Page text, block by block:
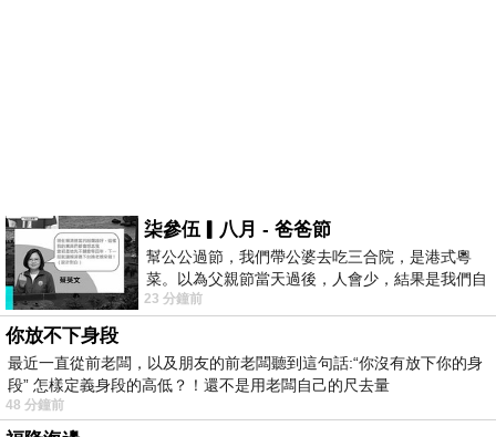
柒參伍▎八月 - 爸爸節
幫公公過節，我們帶公婆去吃三合院，是港式粵
菜。以為父親節當天過後，人會少，結果是我們自
己想多了。人陸續地進，滿滿都是人，個人
23 分鐘前
你放不下身段
最近一直從前老闆，以及朋友的前老闆聽到這句話:“你沒有放下你的身
段” 怎樣定義身段的高低？！還不是用老闆自己的尺去量
48 分鐘前